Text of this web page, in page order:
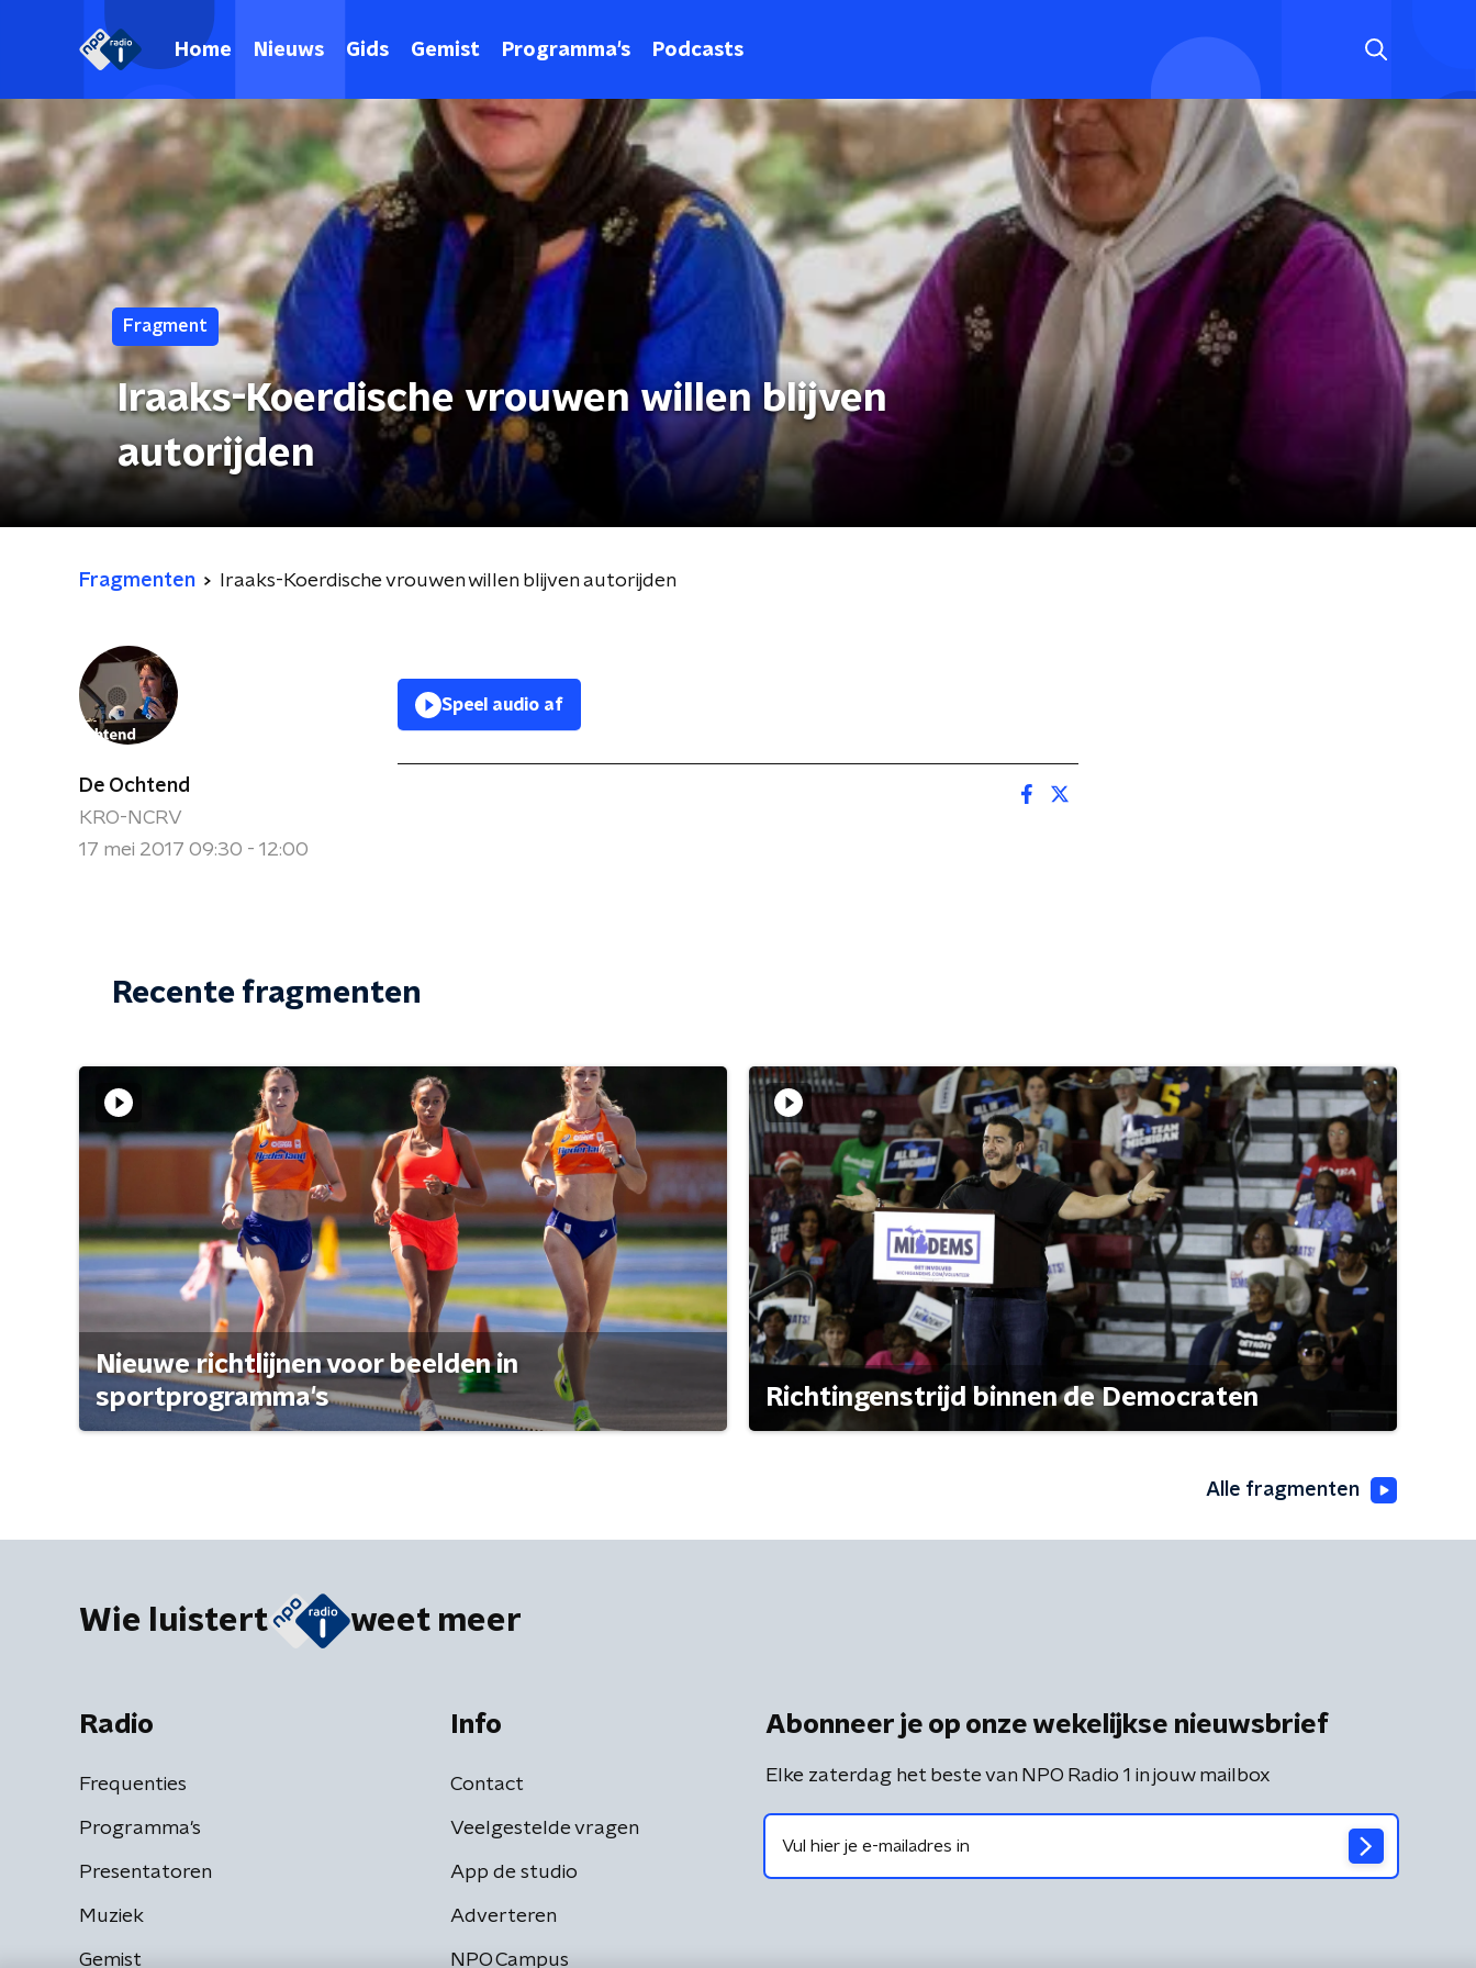
Home Nieuws Gids Gemist Programma's Podcasts
Fragment
Iraaks-Koerdische vrouwen willen blijven
autorijden
Fragmenten Iraaks-Koerdische vrouwen willen blijven autorijden
De Ochtend
KRO-NCRV
17 mei 2017 09:30 - 12:00
Speel audio af
Recente fragmenten
Nieuwe richtlijnen voor beelden in
sportprogramma's
Richtingenstrijd binnen de Democraten
Alle fragmenten
Wie luistert weet meer
Radio
Frequenties
Programma's
Presentatoren
Muziek
Gemist
Info
Contact
Veelgestelde vragen
App de studio
Adverteren
NPO Campus
Abonneer je op onze wekelijkse nieuwsbrief
Elke zaterdag het beste van NPO Radio 1 in jouw mailbox